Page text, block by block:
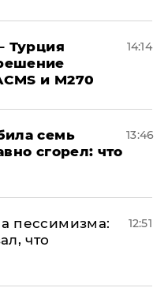
Турция
и M270
14:14
семь
сгорел: что
13:46
пессимизма:
что
12:51